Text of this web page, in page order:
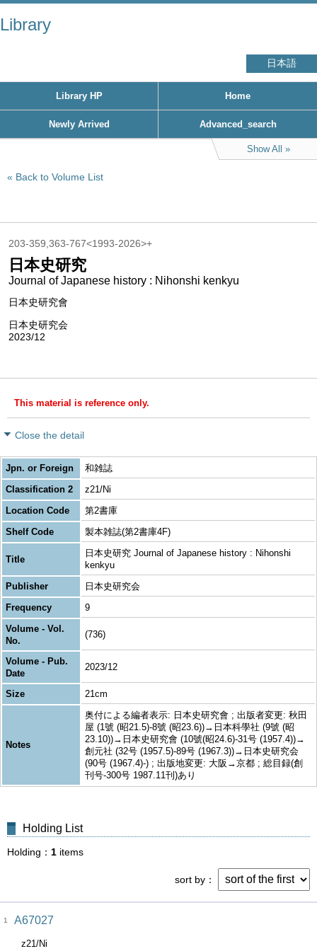
Library
日本語
Library HP Home
Newly Arrived Advanced_search
Show All
Back to Volume List
203-359,363-767<1993-2026>+
日本史研究
Journal of Japanese history : Nihonshi kenkyu
日本史研究會
日本史研究会
2023/12
This material is reference only.
Close the detail
Jpn. or Foreign
和雑誌
Classification 2
z21/Ni
Location Code
第2書庫
Shelf Code
製本雑誌(第2書庫4F)
Title
日本史研究 Journal of Japanese history : Nihonshi
kenkyu
Publisher
日本史研究会
Frequency
9
Volume - Vol.
No.
(736)
Volume - Pub.
Date
2023/12
Size 21cm
Notes
奥付による編者表示: 日本史研究會 ; 出版者変更: 秋田
屋 (1號 (昭21.5)-8號 (昭23.6))→日本科學社 (9號 (昭
23.10))→日本史研究會 (10號(昭24.6)-31号 (1957.4))→
創元社 (32号 (1957.5)-89号 (1967.3))→日本史研究会
(90号 (1967.4)-) ; 出版地変更: 大阪→京都 ; 総目録(創
刊号-300号 1987.11刊)あり
Holding List
Holding 1 items
sort by
1 A67027
z21/Ni